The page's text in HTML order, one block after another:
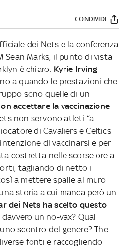
CONDIVIDI
dei Nets e la conferenza
Sean Marks, il punto di vista
è chiaro: Kyrie Irving
a quando le prestazioni che
sono quelle di un
accettare la vaccinazione
non servono atleti “a
di Cavaliers e Celtics
di vaccinarsi e per
costretta nelle scorse ore a
tagliando di netto i
a mettere spalle al muro
storia a cui manca però un
dei Nets ha scelto questo
davvero un no-vax? Quali
scontro del genere? The
fonti e raccogliendo